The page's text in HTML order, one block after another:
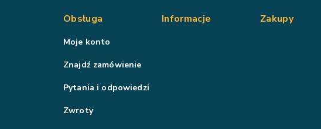
Obsługa
Moje konto
Znajdź zamówienie
Pytania i odpowiedzi
Zwroty
Informacje Zakupy